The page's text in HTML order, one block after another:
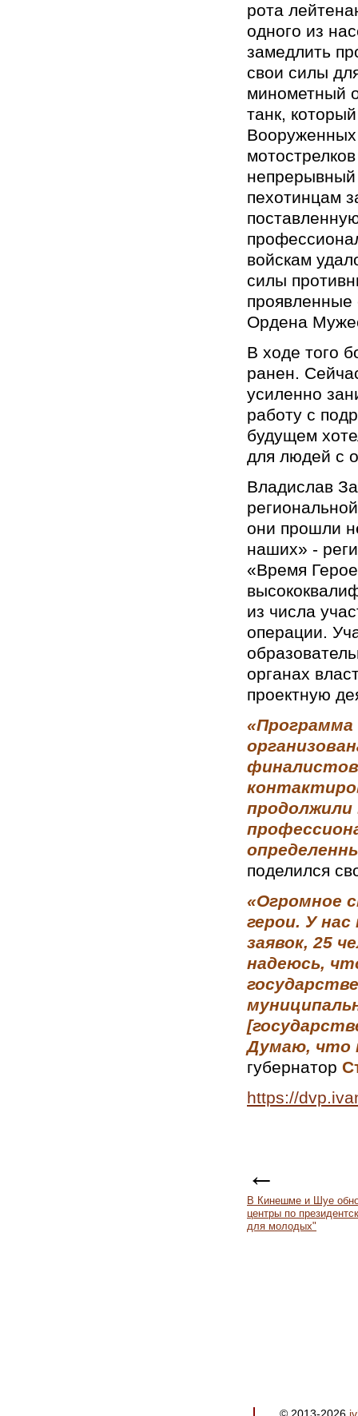
рота
одного из
замедлить
свои силы
минометный
танк,
пехотинцам
войскам
силы
проявленные
Ордена
В ходе того
ранен.
усиленно
работу с
будущем
для людей с
Владислав
они прошли
наших» -
«Время
из числа
операции.
органах
проектную
«Программа
продолжили
поделился
«Огромное
герои. У
заявок, 25
надеюсь,
Думаю, что
губернатор
https://
←
В Кинешме и Шуе
центры по
для молодых"